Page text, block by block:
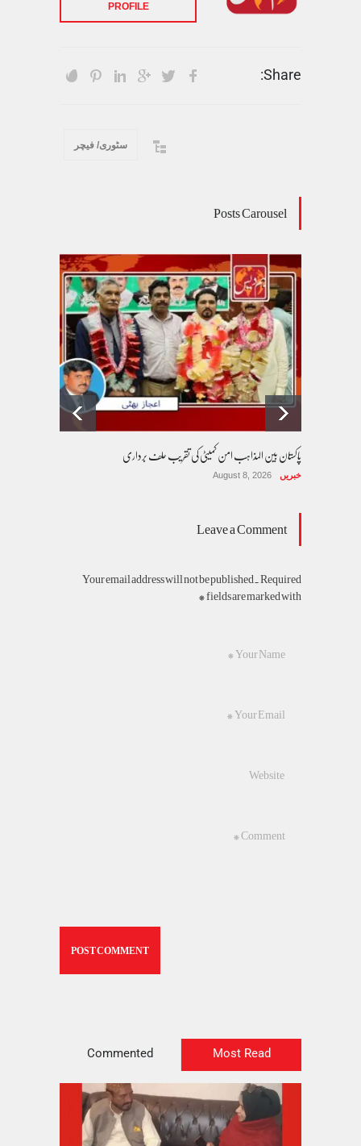
PROFILE
Share:
سٹوری/ فیچر
Posts Carousel
پاکستان بین المذاہب امن کمیٹی کی تقریب حلف برداری
خبریں August 8, 2026
Leave a Comment
Your email address will not be published. Required
fields are marked with *
Most Read
Commented